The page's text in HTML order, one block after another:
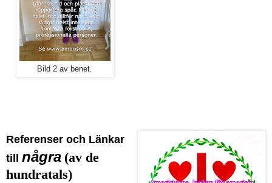
Bild 2 av benet.
Referenser och Länkar
till några (av de
hundratals)